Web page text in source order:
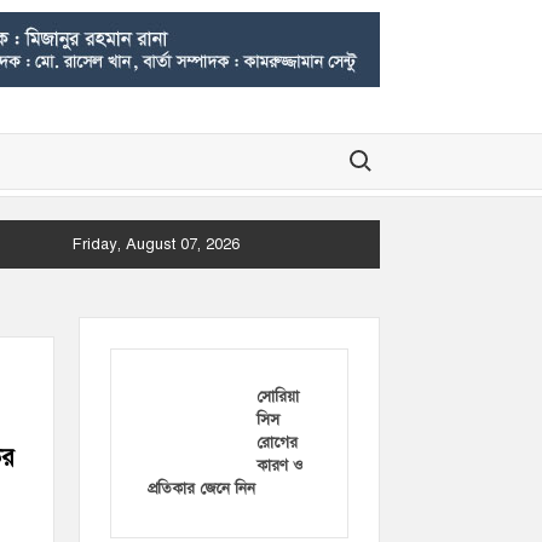
Search for:
Friday, August 07, 2026
সোরিয়া
সিস
রোগের
কারণ ও
প্রতিকার জেনে নিন